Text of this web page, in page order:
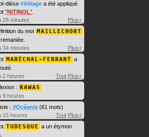
dièse #Alliage a été appliqué
NITINOL
28 minutes
Plus+
du mot MAILLECHORT
34 minutes
Plus+
MARÉCHAL-FERRANT a
2 heures
Tout Plus+
:
KAWAS
9 heures
: #Océanie (61 mots)
15 heures
Tout Plus+
TUDESQUE a un étymon